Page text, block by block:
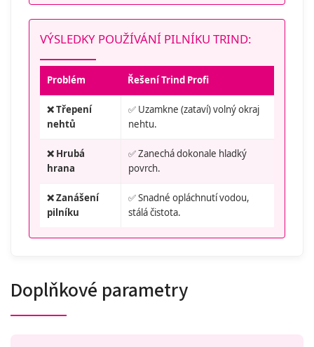
VÝSLEDKY POUŽÍVÁNÍ PILNÍKU TRIND:
Problém Řešení Trind Profi
❌ Třepení
nehtů
✅ Uzamkne (zataví) volný okraj
nehtu.
❌ Hrubá
hrana
✅ Zanechá dokonale hladký
povrch.
❌ Zanášení
pilníku
✅ Snadné opláchnutí vodou,
stálá čistota.
Doplňkové parametry